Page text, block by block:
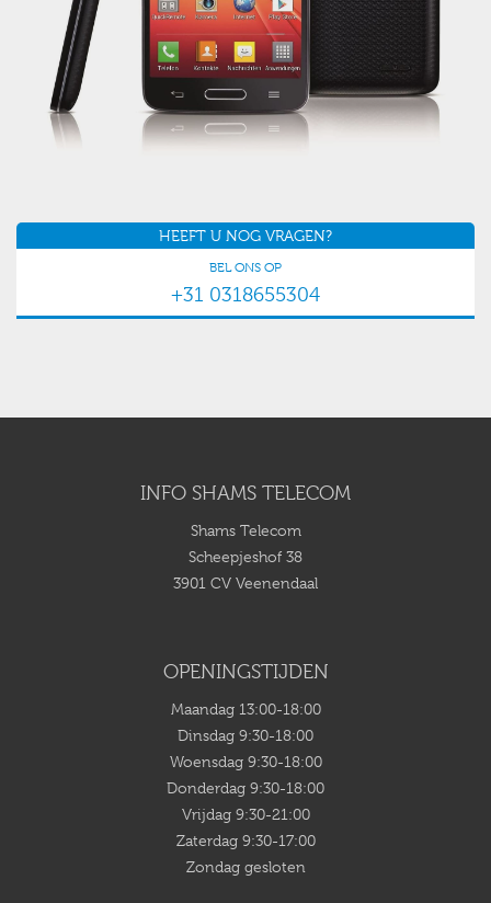
HEEFT U NOG VRAGEN?
BEL ONS OP
+31 0318655304
INFO SHAMS TELECOM
Shams Telecom
Scheepjeshof 38
3901 CV Veenendaal
OPENINGSTIJDEN
Maandag 13:00-18:00
Dinsdag 9:30-18:00
Woensdag 9:30-18:00
Donderdag 9:30-18:00
Vrijdag 9:30-21:00
Zaterdag 9:30-17:00
Zondag gesloten